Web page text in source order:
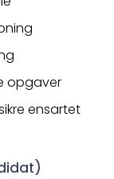
opgaver
ensartet